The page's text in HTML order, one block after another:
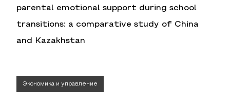
parental emotional support during school
transitions: a comparative study of China
and Kazakhstan
Экономика и управление